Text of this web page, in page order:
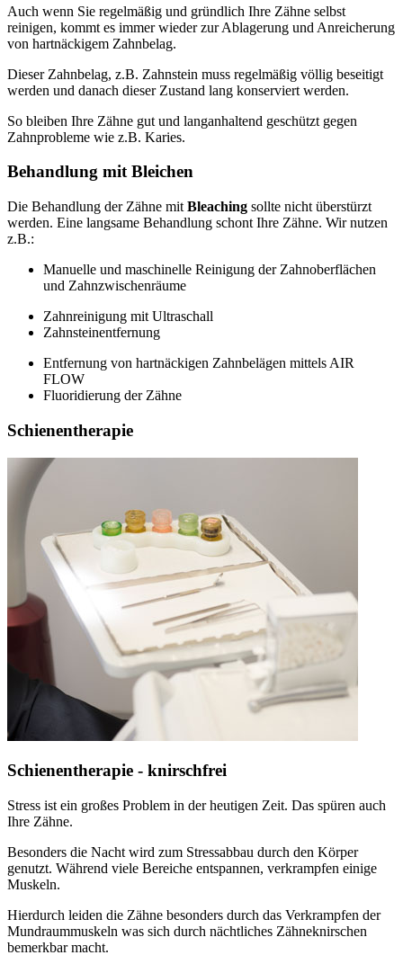
Auch wenn Sie regelmäßig und gründlich Ihre Zähne selbst
reinigen, kommt es immer wieder zur Ablagerung und Anreicherung
von hartnäckigem Zahnbelag.
Dieser Zahnbelag, z.B. Zahnstein muss regelmäßig völlig beseitigt
werden und danach dieser Zustand lang konserviert werden.
So bleiben Ihre Zähne gut und langanhaltend geschützt gegen
Zahnprobleme wie z.B. Karies.
Behandlung mit Bleichen
Die Behandlung der Zähne mit Bleaching sollte nicht überstürzt
werden. Eine langsame Behandlung schont Ihre Zähne. Wir nutzen
z.B.:
Manuelle und maschinelle Reinigung der Zahnoberflächen
und Zahnzwischenräume
Zahnreinigung mit Ultraschall
Zahnsteinentfernung
Entfernung von hartnäckigen Zahnbelägen mittels AIR
FLOW
Fluoridierung der Zähne
Schienentherapie
Schienentherapie - knirschfrei
Stress ist ein großes Problem in der heutigen Zeit. Das spüren auch
Ihre Zähne.
Besonders die Nacht wird zum Stressabbau durch den Körper
genutzt. Während viele Bereiche entspannen, verkrampfen einige
Muskeln.
Hierdurch leiden die Zähne besonders durch das Verkrampfen der
Mundraummuskeln was sich durch nächtliches Zähneknirschen
bemerkbar macht.